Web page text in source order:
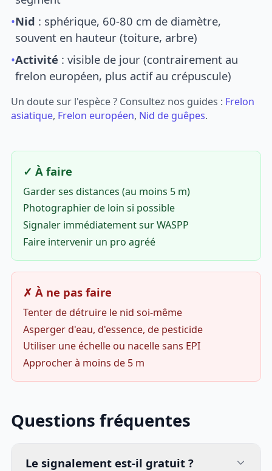
•Nid : sphérique, 60-80 cm de diamètre,
souvent en hauteur (toiture, arbre)
•Activité : visible de jour (contrairement au
frelon européen, plus actif au crépuscule)
Un doute sur l'espèce ? Consultez nos guides : Frelon
asiatique, Frelon européen, Nid de guêpes.
✓ À faire
Garder ses distances (au moins 5 m)
Photographier de loin si possible
Signaler immédiatement sur WASPP
Faire intervenir un pro agréé
✗ À ne pas faire
Tenter de détruire le nid soi-même
Asperger d'eau, d'essence, de pesticide
Utiliser une échelle ou nacelle sans EPI
Approcher à moins de 5 m
Questions fréquentes
Le signalement est-il gratuit ?